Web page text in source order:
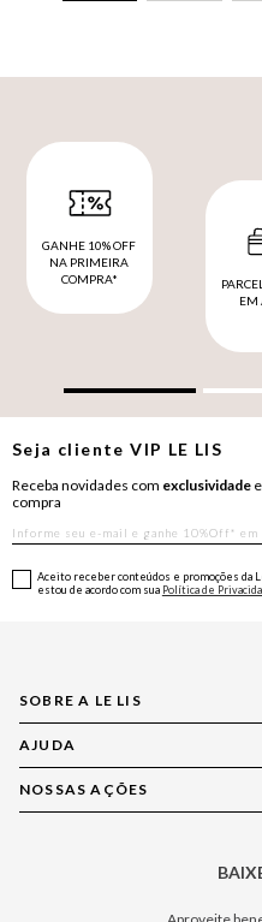
GANHE 10% OFF
NA PRIMEIRA
COMPRA*
EM
Seja clienteVIP LE LIS
Receba novidades com exclusividade
compra
Aceito receber conteúdos e promoções da
estou de acordo com sua Política de
SOBRE A LE LIS
Quem Somos
Nossas Lojas
Política de Privacidade
AJUDA
Compre pelo WhatsApp
Central de
NOSSAS AÇÕES